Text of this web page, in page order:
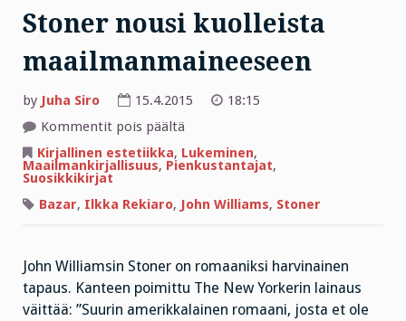
Stoner nousi kuolleista
maailmanmaineeseen
by Juha Siro 15.4.2015
18:15
Kommentit pois päältä
nousi
kuolleista
maailmanmaineeseen
Kirjallinen estetiikka, Lukeminen,
Maailmankirjallisuus, Pienkustantajat,
Suosikkikirjat
Bazar, Ilkka Rekiaro, John Williams, Stoner
John Williamsin Stoner on romaaniksi harvinainen
tapaus. Kanteen poimittu The New Yorkerin lainaus
väittää: ”Suurin amerikkalainen romaani, josta et ole